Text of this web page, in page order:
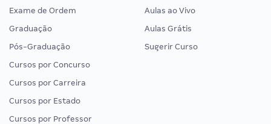
Exame de Ordem
Graduação
Pós-Graduação
Cursos por Concurso
Cursos por Carreira
Cursos por Estado
Cursos por Professor
Aulas ao Vivo
Aulas Grátis
Sugerir Curso